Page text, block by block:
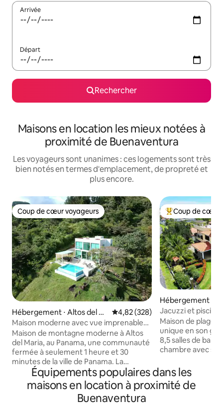
Arrivée
Départ
Rechercher
Maisons en location les mieux notées à
proximité de Buenaventura
Les voyageurs sont unanimes : ces logements sont très
bien notés en termes d'emplacement, de propreté et
plus encore.
Coup de cœur voyageurs
Coup de cœur voyageurs
Hébergement ⋅ Altos del M
aria
Évaluation moyenne sur la
4,82 (328)
Maison moderne avec vue imprenable
et piscine chauffée
Maison de montagne moderne à Altos
del Maria, au Panama, une communauté
fermée à seulement 1 heure et 30
minutes de la ville de Panama. La
communauté dispose de rivières, de
sentiers d'observation des oiseaux et se
trouve à seulement 25 minutes des
plages du Pacifique. C'est l'endroit
Coups de cœur
Coup de cœur
Hébergement ⋅
Jacuzzi et piscine
l'océan | Service
Maison de plage
unique en son genre. 7 chambres,
8,5 salles de bain.
chambre avec
dans toutes les
séparée - Piscine sur le toit, jacuzzi, bar,
barbecue
Équipements populaires dans les
maisons en location à proximité de
Buenaventura